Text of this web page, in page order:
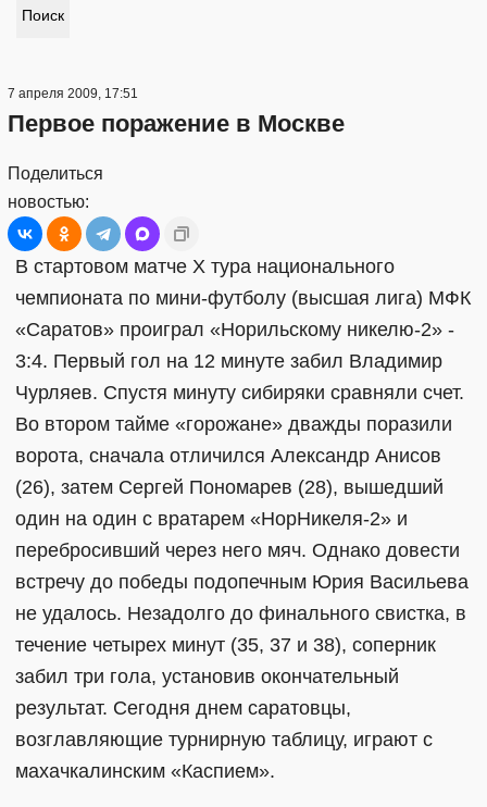
Поиск
7 апреля 2009, 17:51
Первое поражение в Москве
Поделиться
новостью:
В стартовом матче X тура национального
чемпионата по мини-футболу (высшая лига) МФК
«Саратов» проиграл «Норильскому никелю-2» -
3:4. Первый гол на 12 минуте забил Владимир
Чурляев. Спустя минуту сибиряки сравняли счет.
Во втором тайме «горожане» дважды поразили
ворота, сначала отличился Александр Анисов
(26), затем Сергей Пономарев (28), вышедший
один на один с вратарем «НорНикеля-2» и
перебросивший через него мяч. Однако довести
встречу до победы подопечным Юрия Васильева
не удалось. Незадолго до финального свистка, в
течение четырех минут (35, 37 и 38), соперник
забил три гола, установив окончательный
результат. Сегодня днем саратовцы,
возглавляющие турнирную таблицу, играют с
махачкалинским «Каспием».